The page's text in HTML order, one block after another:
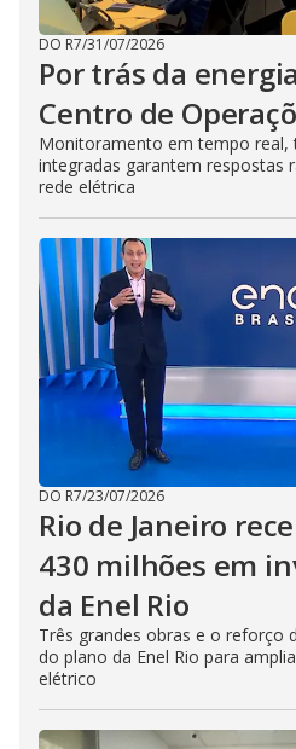
DO R7/31/07/2026
Por trás da
Centro de
Monitoramento em tempo real,
integradas garantem respostas
rede elétrica
DO R7/23/07/2026
Rio de Janeiro
430 milhões em
da Enel Rio
Três grandes obras e o reforço
do plano da Enel Rio para
elétrico